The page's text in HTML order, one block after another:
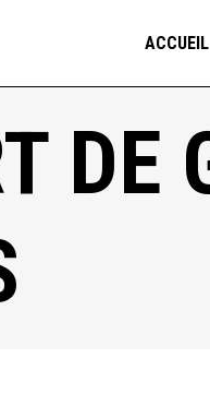
ACCUEIL
DE